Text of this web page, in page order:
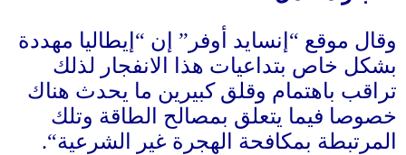
وقال موقع “ إنسايد أوفر ” إن “ إيطاليا مهددة
بشكل خاص بتداعيات هذا الانفجار لذلك
تراقب باهتمام وقلق كبيرين ما يحدث هناك
خصوصا فيما يتعلق بمصالح الطاقة وتلك
المرتبطة بمكافحة الهجرة غير الشرعية“.